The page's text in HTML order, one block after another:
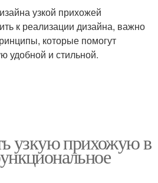
узкой прихожей
к реализации дизайна, важно
которые помогут
удобной и стильной.
узкую прихожую в